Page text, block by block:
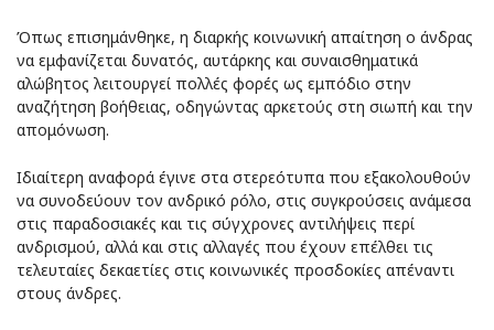
Όπως επισημάνθηκε, η διαρκής κοινωνική απαίτηση ο άνδρας
να εμφανίζεται δυνατός, αυτάρκης και συναισθηματικά
αλώβητος λειτουργεί πολλές φορές ως εμπόδιο στην
αναζήτηση βοήθειας, οδηγώντας αρκετούς στη σιωπή και την
απομόνωση.
Ιδιαίτερη αναφορά έγινε στα στερεότυπα που εξακολουθούν
να συνοδεύουν τον ανδρικό ρόλο, στις συγκρούσεις ανάμεσα
στις παραδοσιακές και τις σύγχρονες αντιλήψεις περί
ανδρισμού, αλλά και στις αλλαγές που έχουν επέλθει τις
τελευταίες δεκαετίες στις κοινωνικές προσδοκίες απέναντι
στους άνδρες.